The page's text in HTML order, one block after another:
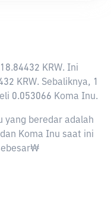
18.84432 KRW. Ini
KRW. Sebaliknya, 1
0.053066 Koma Inu.
yang beredar adalah
Koma Inu saat ini